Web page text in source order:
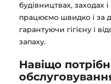
будівництвах, заходах
працюємо швидко і за
гарантуючи гігієну і
запаху.
Навіщо